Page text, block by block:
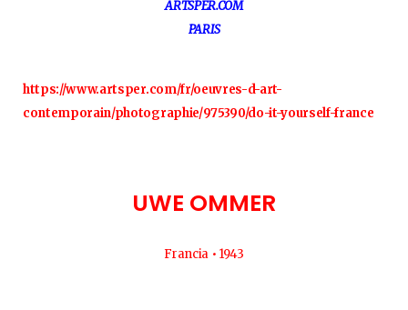
ARTSPER.COM
PARIS
https://www.artsper.com/fr/oeuvres-d-art-
contemporain/photographie/975390/do-it-yourself-france
UWE OMMER
Francia • 1943